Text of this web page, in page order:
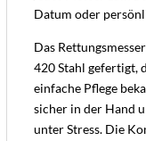
Datum oder
Das
420 Stahl gefertigt,
einfache Pflege
sicher in der Hand
unter Stress. Die